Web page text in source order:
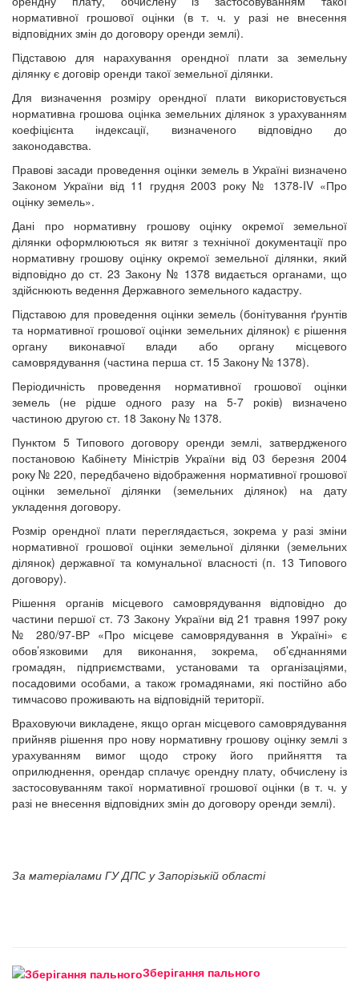
нормативної грошової оцінки (в т. ч. у разі не внесення
відповідних змін до договору оренди землі).
Підставою для нарахування орендної плати за земельну
ділянку є договір оренди такої земельної ділянки.
Для визначення розміру орендної плати використовується
нормативна грошова оцінка земельних ділянок з урахуванням
коефіцієнта індексації, визначеного відповідно до
законодавства.
Правові засади проведення оцінки земель в Україні визначено
Законом України від 11 грудня 2003 року № 1378-IV «Про
оцінку земель».
Дані про нормативну грошову оцінку окремої земельної
ділянки оформлюються як витяг з технічної документації про
нормативну грошову оцінку окремої земельної ділянки, який
відповідно до ст. 23 Закону № 1378 видається органами, що
здійснюють ведення Державного земельного кадастру.
Підставою для проведення оцінки земель (бонітування ґрунтів
та нормативної грошової оцінки земельних ділянок) є рішення
органу виконавчої влади або органу місцевого
самоврядування (частина перша ст. 15 Закону № 1378).
Періодичність проведення нормативної грошової оцінки
земель (не рідше одного разу на 5-7 років) визначено
частиною другою ст. 18 Закону № 1378.
Пунктом 5 Типового договору оренди землі, затвердженого
постановою Кабінету Міністрів України від 03 березня 2004
року № 220, передбачено відображення нормативної грошової
оцінки земельної ділянки (земельних ділянок) на дату
укладення договору.
Розмір орендної плати переглядається, зокрема у разі зміни
нормативної грошової оцінки земельної ділянки (земельних
ділянок) державної та комунальної власності (п. 13 Типового
договору).
Рішення органів місцевого самоврядування відповідно до
частини першої ст. 73 Закону України від 21 травня 1997 року
№ 280/97-ВР «Про місцеве самоврядування в Україні» є
обов’язковими для виконання, зокрема, об’єднаннями
громадян, підприємствами, установами та організаціями,
посадовими особами, а також громадянами, які постійно або
тимчасово проживають на відповідній території.
Враховуючи викладене, якщо орган місцевого самоврядування
прийняв рішення про нову нормативну грошову оцінку землі з
урахуванням вимог щодо строку його прийняття та
оприлюднення, орендар сплачує орендну плату, обчислену із
застосовуванням такої нормативної грошової оцінки (в т. ч. у
разі не внесення відповідних змін до договору оренди землі).
За матеріалами ГУ ДПС у Запорізькій області
Зберігання пального